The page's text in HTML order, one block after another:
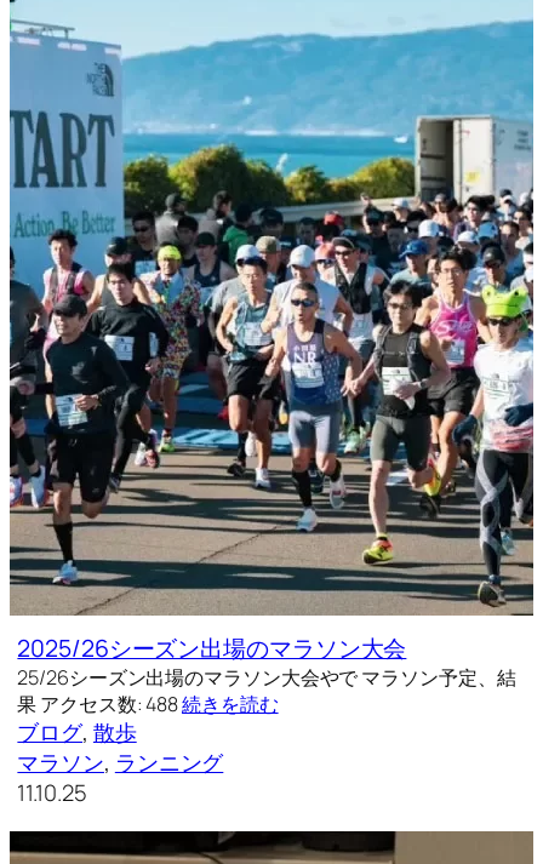
2025/26シーズン出場のマラソン大会
25/26シーズン出場のマラソン大会やで マラソン予定、結
果 アクセス数: 488続きを読む
ブログ, 散歩
マラソン, ランニング
11.10.25